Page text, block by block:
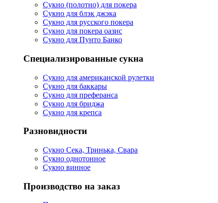
Сукно (полотно) для покера
Сукно для блэк джэка
Сукно для русского покера
Сукно для покера оазис
Сукно для Пунто Банко
Специализированные сукна
Сукно для американской рулетки
Сукно для баккары
Сукно для преферанса
Сукно для бриджа
Сукно для крепса
Разновидности
Сукно Сека, Тринька, Свара
Сукно однотонное
Сукно винное
Производство на заказ